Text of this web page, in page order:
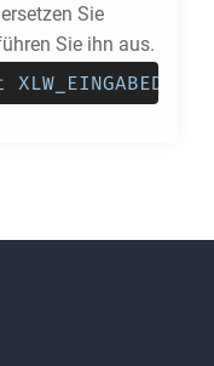
Sie
Sie ihn aus.